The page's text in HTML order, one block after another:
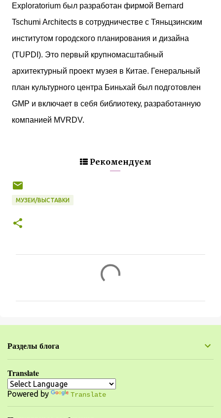
Exploratorium был разработан фирмой Bernard
Tschumi Architects в сотрудничестве с Тяньцзинским
институтом городского планирования и дизайна
(TUPDI). Это первый крупномасштабный
архитектурный проект музея в Китае. Генеральный
план культурного центра Биньхай был подготовлен
GMP и включает в себя библиотеку, разработанную
компанией MVRDV.
Рекомендуем
МУЗЕИ/ВЫСТАВКИ
е
т
р
и
и
Разделы блога
Translate
Powered by Translate